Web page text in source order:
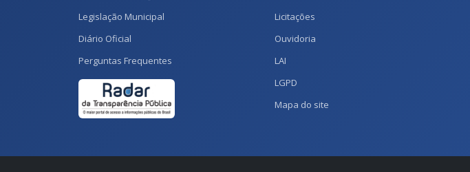
Legislação Municipal
Diário Oficial
Perguntas Frequentes
Licitações
Ouvidoria
LAI
LGPD
Mapa do site